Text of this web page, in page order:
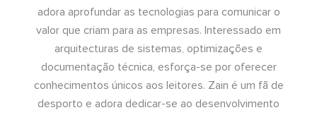
adora aprofundar as tecnologias para comunicar o
valor que criam para as empresas. Interessado em
arquitecturas de sistemas, optimizações e
documentação técnica, esforça-se por oferecer
conhecimentos únicos aos leitores. Zain é um fã de
desporto e adora dedicar-se ao desenvolvimento